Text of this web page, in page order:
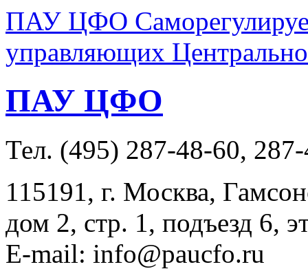
ПАУ ЦФО
управляющих
ПАУ ЦФО
Тел. (495) 287-48-60,
115191, г. Москва,
дом 2, стр. 1, подъезд 6,
E-mail: info@paucfo.ru